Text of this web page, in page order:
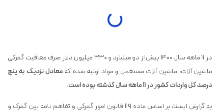
در ۱۱ ماهه سال ۱۴۰۰ بیش از دو میلیارد و ۳۳۰ میلیون دلار صرف معافیت گمرکی
ماشین آلات، ماشین آلات مستعمل و مواد اولیه شده کهمعادل نزدیک به پنج
درصد کل واردات کشور در ۱۱ ماهه سال گذشته بوده است
.
به گزارش ایسنا، بر اساس ماده ۱۱۹ قانون امور گمرکی و تفاهم نامه بین گمرک و